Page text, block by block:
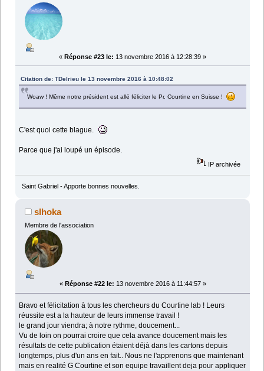
« Réponse #23 le: 13 novembre 2016 à 12:28:39 »
Citation de: TDelrieu le 13 novembre 2016 à 10:48:02
Woaw ! Même notre président est allé féliciter le Pr. Courtine en Suisse !
C'est quoi cette blague.
Parce que j'ai loupé un épisode.
IP archivée
Saint Gabriel - Apporte bonnes nouvelles.
slhoka
Membre de l'association
« Réponse #22 le: 13 novembre 2016 à 11:44:57 »
Bravo et félicitation à tous les chercheurs du Courtine lab ! Leurs
réussite est a la hauteur de leurs immense travail !
le grand jour viendra; à notre rythme, doucement...
Vu de loin on pourrai croire que cela avance doucement mais les
résultats de cette publication étaient déjà dans les cartons depuis
longtemps, plus d'un ans en fait.. Nous ne l'apprenons que maintenant
mais en realité G Courtine et son equipe travaillent deja pour appliquer